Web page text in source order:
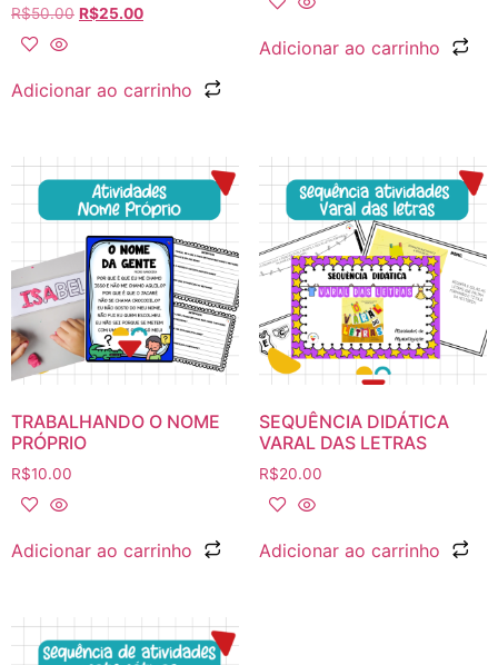
R$50.00 R$25.00
Adicionar ao carrinho
Adicionar ao carrinho
TRABALHANDO O NOME
PRÓPRIO
R$10.00
Adicionar ao carrinho
SEQUÊNCIA DIDÁTICA
VARAL DAS LETRAS
R$20.00
Adicionar ao carrinho